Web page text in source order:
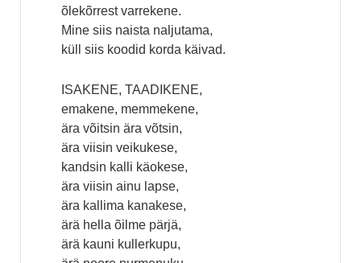
õlekõrrest varrekene.
Mine siis naista naljutama,
küll siis koodid korda käivad.
ISAKENE, TAADIKENE,
emakene, memmekene,
ära võitsin ära võtsin,
ära viisin veikukese,
kandsin kalli käokese,
ära viisin ainu lapse,
ära kallima kanakese,
ärä hella õilme pärjä,
ärä kauni kullerkupu,